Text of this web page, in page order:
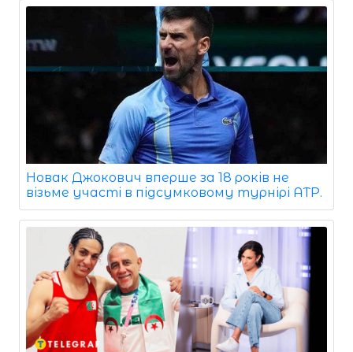
Новак Джокович вперше за 18 років не
візьме участі в підсумковому турнірі ATP.